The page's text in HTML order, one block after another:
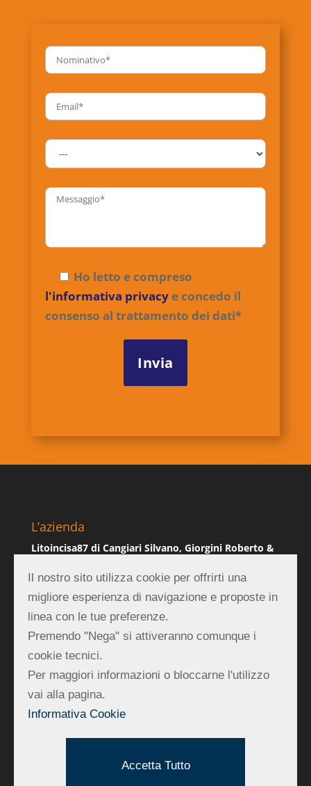
Ho letto e compreso
l'informativa privacye concedo il
consenso al trattamento dei dati*
L’azienda
Litoincisa87 di Cangiari Silvano, Giorgini Roberto &
Via Emilia 84, 47921 Rimini (RN)
P.IVA 01839990403
REA RN-219882
Contatti
Tel: 0541 742346
Il nostro sito utilizza cookie per offrirti una
migliore esperienza di navigazione e proposte in
linea con le tue preferenze.
Premendo "Nega" si attiveranno comunque i
cookie tecnici.
Per maggiori informazioni o bloccarne l'utilizzo
vai alla pagina.
Informativa Cookie
Accetta Tutto